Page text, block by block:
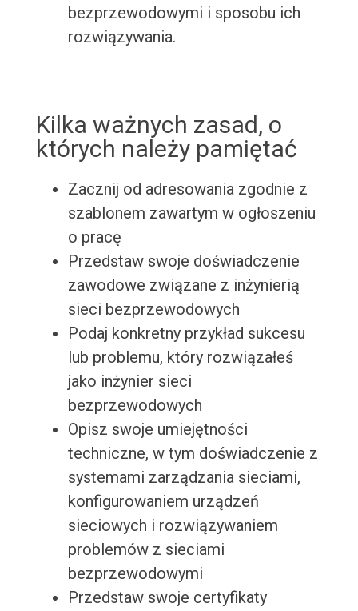
bezprzewodowymi i sposobu ich
rozwiązywania.
Kilka ważnych zasad, o
których należy pamiętać
Zacznij od adresowania zgodnie z
szablonem zawartym w ogłoszeniu
o pracę
Przedstaw swoje doświadczenie
zawodowe związane z inżynierią
sieci bezprzewodowych
Podaj konkretny przykład sukcesu
lub problemu, który rozwiązałeś
jako inżynier sieci
bezprzewodowych
Opisz swoje umiejętności
techniczne, w tym doświadczenie z
systemami zarządzania sieciami,
konfigurowaniem urządzeń
sieciowych i rozwiązywaniem
problemów z sieciami
bezprzewodowymi
Przedstaw swoje certyfikaty